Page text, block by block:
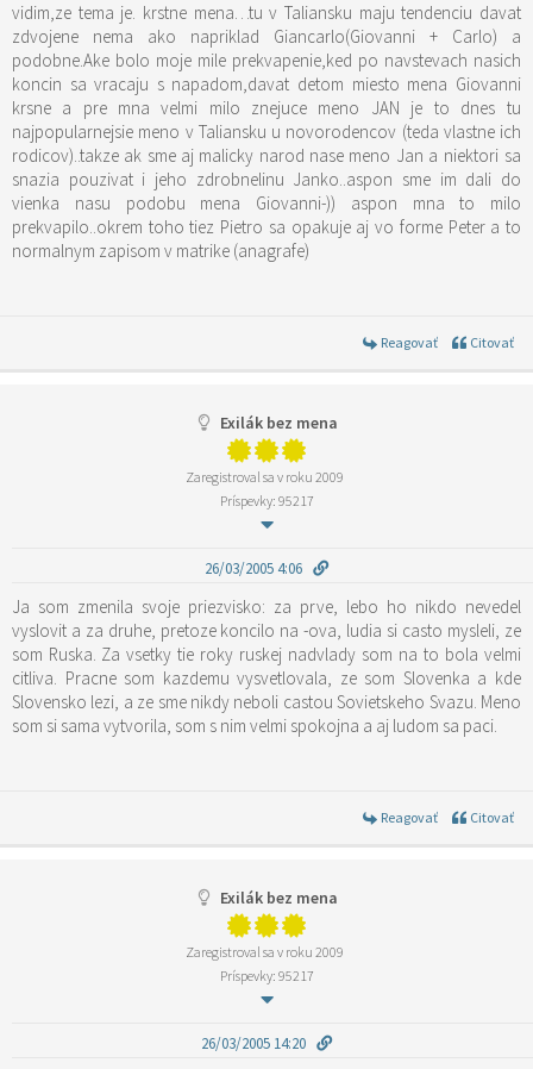
vidim,ze tema je. krstne mena…tu v Taliansku maju tendenciu davat
zdvojene nema ako napriklad Giancarlo(Giovanni + Carlo) a
podobne.Ake bolo moje mile prekvapenie,ked po navstevach nasich
koncin sa vracaju s napadom,davat detom miesto mena Giovanni
krsne a pre mna velmi milo znejuce meno JAN je to dnes tu
najpopularnejsie meno v Taliansku u novorodencov (teda vlastne ich
rodicov)..takze ak sme aj malicky narod nase meno Jan a niektori sa
snazia pouzivat i jeho zdrobnelinu Janko..aspon sme im dali do
vienka nasu podobu mena Giovanni-)) aspon mna to milo
prekvapilo..okrem toho tiez Pietro sa opakuje aj vo forme Peter a to
normalnym zapisom v matrike (anagrafe)
Reagovať Citovať
Exilák bez mena
Zaregistroval sa v roku 2009
Príspevky: 95217
26/03/2005 4:06
Ja som zmenila svoje priezvisko: za prve, lebo ho nikdo nevedel
vyslovit a za druhe, pretoze koncilo na -ova, ludia si casto mysleli, ze
som Ruska. Za vsetky tie roky ruskej nadvlady som na to bola velmi
citliva. Pracne som kazdemu vysvetlovala, ze som Slovenka a kde
Slovensko lezi, a ze sme nikdy neboli castou Sovietskeho Svazu. Meno
som si sama vytvorila, som s nim velmi spokojna a aj ludom sa paci.
Reagovať Citovať
Exilák bez mena
Zaregistroval sa v roku 2009
Príspevky: 95217
26/03/2005 14:20